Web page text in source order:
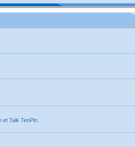
Talk TenPin.